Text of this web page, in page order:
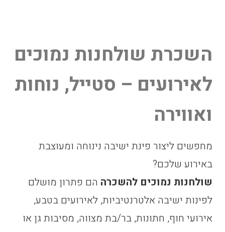
השכרת שולחנות נמוכים
לאירועים – סטייל, נוחות
ואווירה
מחפשים ליצור פינת ישיבה נינוחה ומעוצבת
באירוע שלכם?
שולחנות נמוכים להשכרה הם פתרון מושלם
לפינות ישיבה אלטרנטיביות, לאירועים בטבע,
אירועי חוף, חתונות, בר/בת מצווה, מסיבות גן או